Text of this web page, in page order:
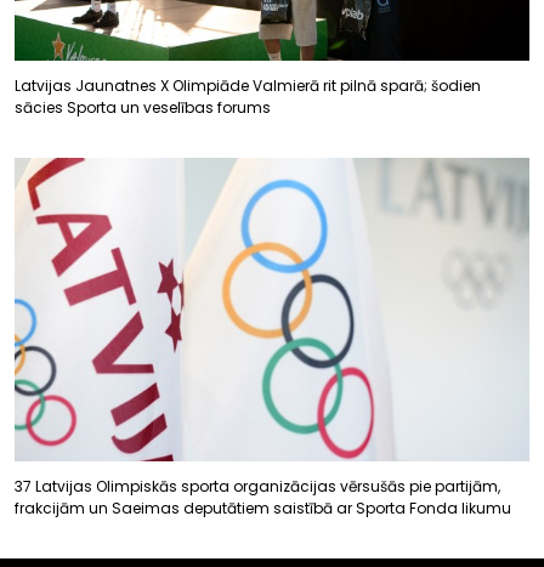
Latvijas Jaunatnes X Olimpiāde Valmierā rit pilnā sparā; šodien
sācies Sporta un veselības forums
37 Latvijas Olimpiskās sporta organizācijas vērsušās pie partijām,
frakcijām un Saeimas deputātiem saistībā ar Sporta Fonda likumu